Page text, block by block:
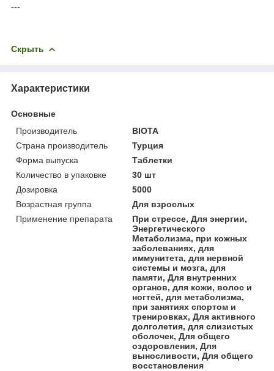
---
Скрыть
Характеристики
Основные
Производитель
BIOTA
Страна производитель
Турция
Форма выпуска
Таблетки
Количество в упаковке
30 шт
Дозировка
5000
Возрастная группа
Для взрослых
Применение препарата
При стрессе, Для энергии,
Энергетического
Метаболизма, при кожных
заболеваниях, для
иммунитета, для нервной
системы и мозга, для
памяти, Для внутренних
органов, для кожи, волос и
ногтей, для метаболизма,
при занятиях спортом и
тренировках, Для активного
долголетия, для слизистых
оболочек, Для общего
оздоровления, Для
выносливости, Для общего
восстановления